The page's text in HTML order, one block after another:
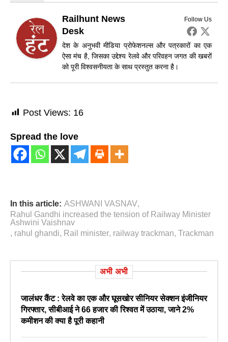
Follow Us
Railhunt News
Desk
देश के अनुभवी मीडिया प्रोफेशनल्स और पत्रकारों का एक
ऐसा मंच है, जिसका उद्देश्य रेलवे और परिवहन जगत की खबरों
को पूरी विश्वसनीयता के साथ प्रस्तुत करना है।
Post Views: 16
Spread the love
In this article: ASHWANI VASNAV,
Rahul Gandhi increased the tension of Railway Minister
Ashwini Vaishnav
, rahul ghandi, Rail minister, railway trackman, Trackman
अभी अभी
जालंधर कैंट : रेलवे का एक और घूसखोर सीनियर सेक्शन इंजीनियर
गिरफ्तार, सीबीआई ने 66 हजार की रिश्वत में उठाया, जाने 2%
कमीशन की क्या है पूरी कहानी